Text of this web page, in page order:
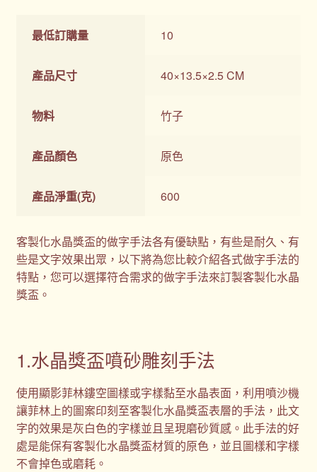
最低訂購量 10
產品尺寸 40×13.5×2.5 CM
物料 竹子
產品顏色 原色
產品淨重(克) 600
客製化水晶獎盃的做字手法各有優缺點，有些是耐久、有
些是文字效果出眾，以下將為您比較介紹各式做字手法的
特點，您可以選擇符合需求的做字手法來訂製客製化水晶
獎盃。
1.水晶獎盃噴砂雕刻手法
使用顯影菲林鏤空圖樣或字樣黏至水晶表面，利用噴沙機
讓菲林上的圖案印刻至客製化水晶獎盃表層的手法，此文
字的效果是灰白色的字樣並且呈現磨砂質感。此手法的好
處是能保有客製化水晶獎盃材質的原色，並且圖樣和字樣
不會掉色或磨耗。